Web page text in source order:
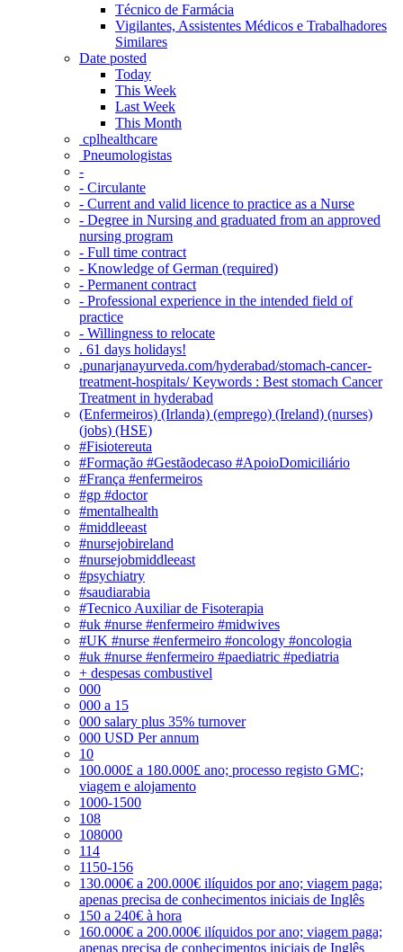
Técnico de Farmácia
Vigilantes, Assistentes Médicos e Trabalhadores
Similares
Date posted
Today
This Week
Last Week
This Month
‎ cplhealthcare‬
Pneumologistas
-
- Circulante
- Current and valid licence to practice as a Nurse
- Degree in Nursing and graduated from an approved
nursing program
- Full time contract
- Knowledge of German (required)
- Permanent contract
- Professional experience in the intended field of
practice
- Willingness to relocate
. 61 days holidays!
.punarjanayurveda.com/hyderabad/stomach-cancer-
treatment-hospitals/ Keywords : Best stomach Cancer
Treatment in hyderabad
(Enfermeiros) (Irlanda) (emprego) (Ireland) (nurses)
(jobs) (HSE)
#Fisiotereuta
#Formação #Gestãodecaso #ApoioDomiciliário
#França #enfermeiros
#gp #doctor
#mentalhealth
#middleeast
#nursejobireland
#nursejobmiddleeast
#psychiatry
#saudiarabia
#Tecnico Auxiliar de Fisoterapia
#uk #nurse #enfermeiro #midwives
#UK #nurse #enfermeiro #oncology #oncologia
#uk #nurse #enfermeiro #paediatric #pediatria
+ despesas combustivel
000
000 a 15
000 salary plus 35% turnover
000 USD Per annum
10
100.000£ a 180.000£ ano; processo registo GMC;
viagem e alojamento
1000-1500
108
108000
114
1150-156
130.000€ a 200.000€ ilíquidos por ano; viagem paga;
apenas precisa de conhecimentos iniciais de Inglês
150 a 240€ à hora
160.000€ a 200.000€ ilíquidos por ano; viagem paga;
apenas precisa de conhecimentos iniciais de Inglês